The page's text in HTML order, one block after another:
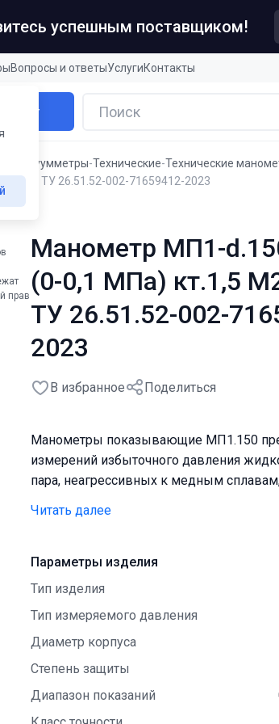
успешным поставщиком!
Вопросы и ответыУслугиКонтакты
вакуумметры Технические Технические
Р ТУ 26.51.52-002-71659412-2023
прав
Манометр МП1-
(0-0,1 МПа) кт.1,5
ТУ 26.51.52-002-
2023
В избранное Поделиться
Манометры показывающие МП1.150
измерений избыточного давления
пара, неагрессивных к медным
пневматических системах.Манометр
показывающие МП1 относятся к
манометрам, в которых давление
чувствительного элемента. Манометры
манометры) состоят из корпуса,
элемента, передаточного механизма,
исполнения МП1 изготавливаются из
Читать далее
Параметры изделия
Тип изделия
Тип измеряемого давления
Диаметр корпуса
Степень защиты
Диапазон показаний